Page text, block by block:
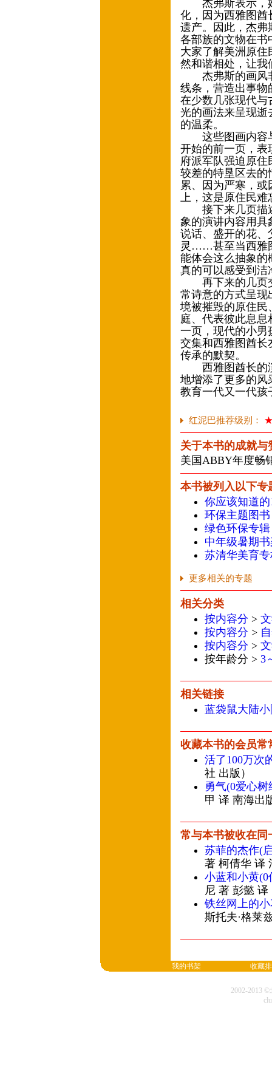
杰弗斯表示，她
化，因为西雅图酋
遗产。因此，杰弗
各部族的文物在书
大家了解美洲原
然和谐相处，让
杰弗斯的画风非
线条，营造出事物
在少数几张现代与
光的画法来呈现逝
的温柔。
这些图画内容与
开始的前一页，表
府派军队强迫原
较差的特垦区去的
累、因为严寒，
上，这是原住民
接下来几页描述
象的演讲内容用具
说话、盛开的花、
灵……甚至当西雅
能体会这么抽象的
真的可以感受到
再下来的几页交
常诗意的方式呈现
境被摧毁的原住民
庭、代表彼此息
一页，现代的小男
交集和西雅图酋长
传承的默契。
西雅图酋长的演
地增添了更多的风
教育一代又一代孩
红泥巴推荐级别：
关于本书的成就与
美国ABBY年度畅
本书被列入以下专
你应该知道的
环保主题图书
绿色环保专辑
中年级暑期
苏清华美育
更多相关的专题
相关分类
按内容分 >
按内容分 >
按内容分 >
按年龄分 > 3
相关链接
蓝袋鼠大陆
收藏本书的会员常
活了100万次
社 出版）
勇气(0爱心树
甲 译 南海出
常与本书被收在同
苏菲的杰作(
著 柯倩华 译
小蓝和小黄(0
尼 著 彭懿
铁丝网上的
斯托夫·格莱
我的书架 收藏
2002-2013